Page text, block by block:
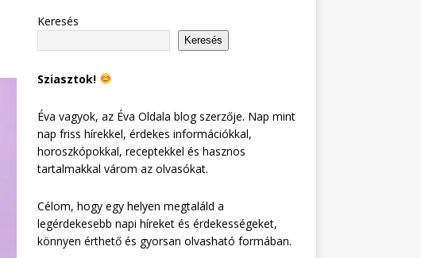
Keresés
Keresés
Sziasztok!
Éva vagyok, az Éva Oldala blog szerzője. Nap mint
nap friss hírekkel, érdekes információkkal,
horoszkópokkal, receptekkel és hasznos
tartalmakkal várom az olvasókat.
Célom, hogy egy helyen megtaláld a
legérdekesebb napi híreket és érdekességeket,
könnyen érthető és gyorsan olvasható formában.